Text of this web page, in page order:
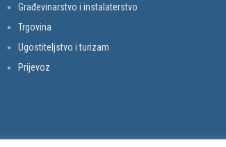
Građevinarstvo i instalaterstvo
Trgovina
Ugostiteljstvo i turizam
Prijevoz